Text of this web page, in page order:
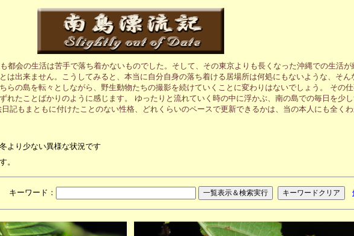
都会の生活は苦手で落ち着かないものでした。そして、その東京よりも長くなった沖縄での生活
は出来ません。こうしてみると、本当に自分自身の落ち着ける居場所は何処にもないような、そん
らの島を転々としながら、野生動物たちの撮影を続けていくことに変わりはないでしょう。 その
れたことばかりのように感じます。 ゆったりと流れていく時の中に浮かぶ、南の島での毎日を少
記もまともに付けたことのない性格、どれくらいのペースで更新できるかは、当の本人にも全くわ
より少ない異様な状況です
。
ーワード：